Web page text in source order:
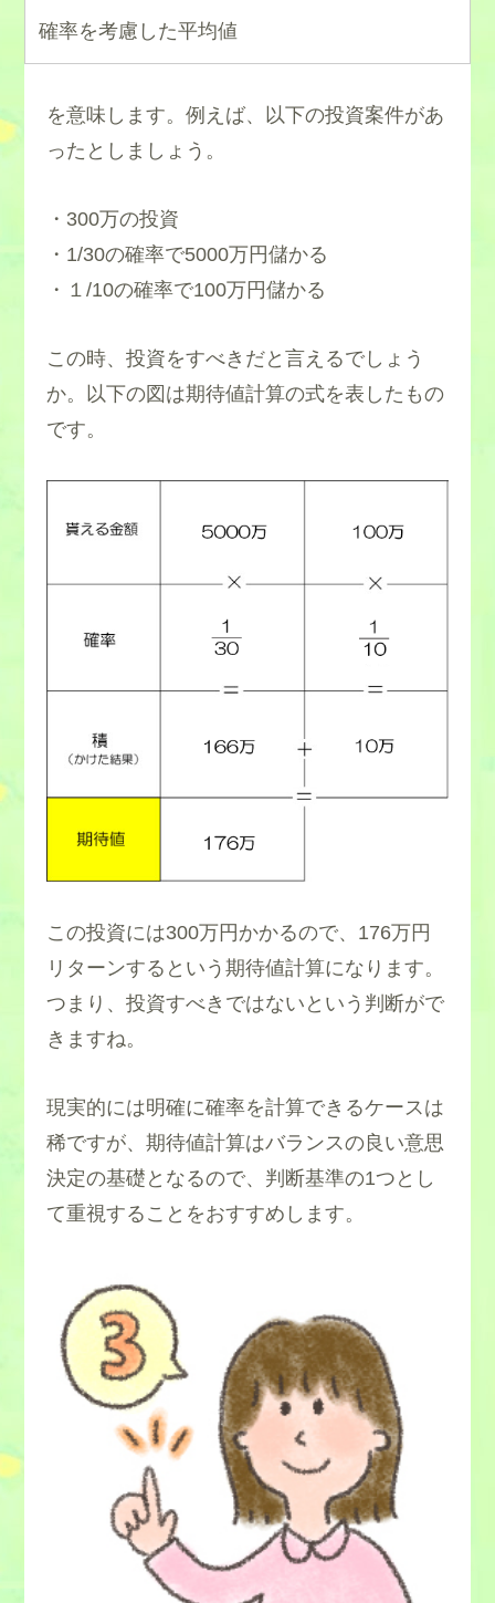
確率を考慮した平均値
を意味します。例えば、以下の投資案件があ
ったとしましょう。
・300万の投資
・1/30の確率で5000万円儲かる
・１/10の確率で100万円儲かる
この時、投資をすべきだと言えるでしょう
か。以下の図は期待値計算の式を表したもの
です。
この投資には300万円かかるので、176万円
リターンするという期待値計算になります。
つまり、投資すべきではないという判断がで
きますね。
現実的には明確に確率を計算できるケースは
稀ですが、期待値計算はバランスの良い意思
決定の基礎となるので、判断基準の1つとし
て重視することをおすすめします。